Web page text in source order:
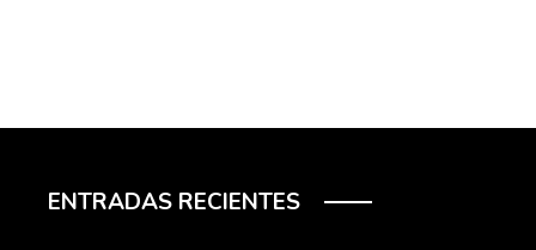
ENTRADAS RECIENTES